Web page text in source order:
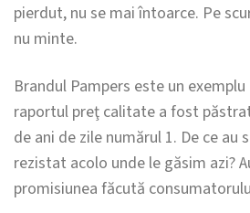
pierdut, nu se mai întoarce. Pe
nu minte.
Brandul Pampers este un
raportul preţ calitate a fost
de ani de zile numărul 1. De ce au
rezistat acolo unde le găsim azi?
promisiunea făcută